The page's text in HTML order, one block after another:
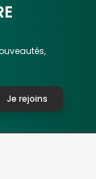
Je rejoins